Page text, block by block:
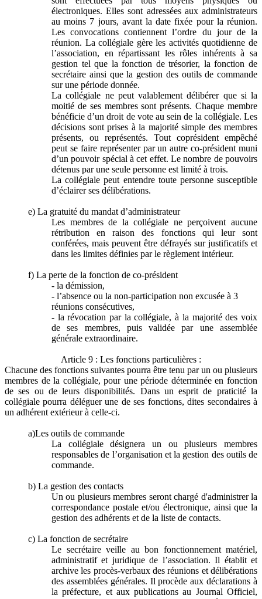
électroniques. Elles sont adressées aux administrateurs
au moins 7 jours, avant la date fixée pour la réunion.
Les convocations contiennent l’ordre du jour de la
réunion. La collégiale gère les activités quotidienne de
l’association, en répartissant les rôles inhérents à sa
gestion tel que la fonction de trésorier, la fonction de
secrétaire ainsi que la gestion des outils de commande
sur une période donnée.
La collégiale ne peut valablement délibérer que si la
moitié de ses membres sont présents. Chaque membre
bénéficie d’un droit de vote au sein de la collégiale. Les
décisions sont prises à la majorité simple des membres
présents, ou représentés. Tout coprésident empêché
peut se faire représenter par un autre co-président muni
d’un pouvoir spécial à cet effet. Le nombre de pouvoirs
détenus par une seule personne est limité à trois.
La collégiale peut entendre toute personne susceptible
d’éclairer ses délibérations.
e) La gratuité du mandat d’administrateur
Les membres de la collégiale ne perçoivent aucune
rétribution en raison des fonctions qui leur sont
conférées, mais peuvent être défrayés sur justificatifs et
dans les limites définies par le règlement intérieur.
f) La perte de la fonction de co-président
- la démission,
- l’absence ou la non-participation non excusée à 3
réunions consécutives,
- la révocation par la collégiale, à la majorité des voix
de ses membres, puis validée par une assemblée
générale extraordinaire.
Article 9 : Les fonctions particulières :
Chacune des fonctions suivantes pourra être tenu par un ou plusieurs
membres de la collégiale, pour une période déterminée en fonction
de ses ou de leurs disponibilités. Dans un esprit de praticité la
collégiale pourra déléguer une de ses fonctions, dites secondaires à
un adhérent extérieur à celle-ci.
a)Les outils de commande
La collégiale désignera un ou plusieurs membres
responsables de l’organisation et la gestion des outils de
commande.
b) La gestion des contacts
Un ou plusieurs membres seront chargé d'administrer la
correspondance postale et/ou électronique, ainsi que la
gestion des adhérents et de la liste de contacts.
c) La fonction de secrétaire
Le secrétaire veille au bon fonctionnement matériel,
administratif et juridique de l’association. Il établit et
archive les procès-verbaux des réunions et délibérations
des assemblées générales. Il procède aux déclarations à
la préfecture, et aux publications au Journal Officiel,